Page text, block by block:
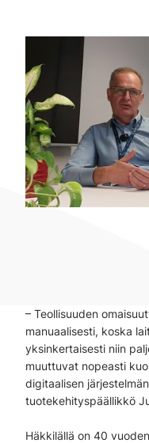
– Teollisuuden
manuaalisesti, koska
yksinkertaisesti niin
muuttuvat nopeasti
digitaalisen
tuotekehityspäällikkö
Häkkilällä on 40